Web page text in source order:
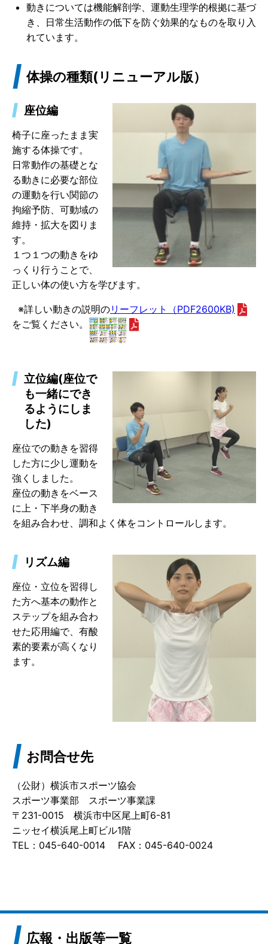
動きについては機能解剖学、運動生理学的根拠に基づ
き、日常生活動作の低下を防ぐ効果的なものを取り入
れています。
体操の種類(リニューアル版）
座位編
椅子に座ったまま実
施する体操です。
日常動作の基礎とな
る動きに必要な部位
の運動を行い関節の
拘縮予防、可動域の
維持・拡大を図りま
す。
１つ１つの動きをゆ
っくり行うことで、
正しい体の使い方を学びます。
※詳しい動きの説明のリーフレット（PDF2600KB)
をご覧ください。
立位編(座位で
も一緒にでき
るようにしま
した)
座位での動きを習得
した方に少し運動を
強くしました。
座位の動きをベース
に上・下半身の動き
を組み合わせ、調和よく体をコントロールします。
リズム編
座位・立位を習得し
た方へ基本の動作と
ステップを組み合わ
せた応用編で、有酸
素的要素が高くなり
ます。
お問合せ先
（公財）横浜市スポーツ協会
スポーツ事業部 スポーツ事業課
〒231-0015 横浜市中区尾上町6-81
ニッセイ横浜尾上町ビル1階
TEL：045-640-0014 FAX：045-640-0024
広報・出版等一覧